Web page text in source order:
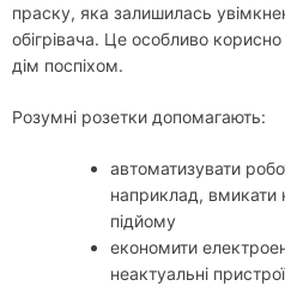
праску, яка залишилась
обігрівача. Це особливо
дім поспіхом.
Розумні розетки допомагають:
автоматизувати
наприклад, вмикати
підйому
економити
неактуальні